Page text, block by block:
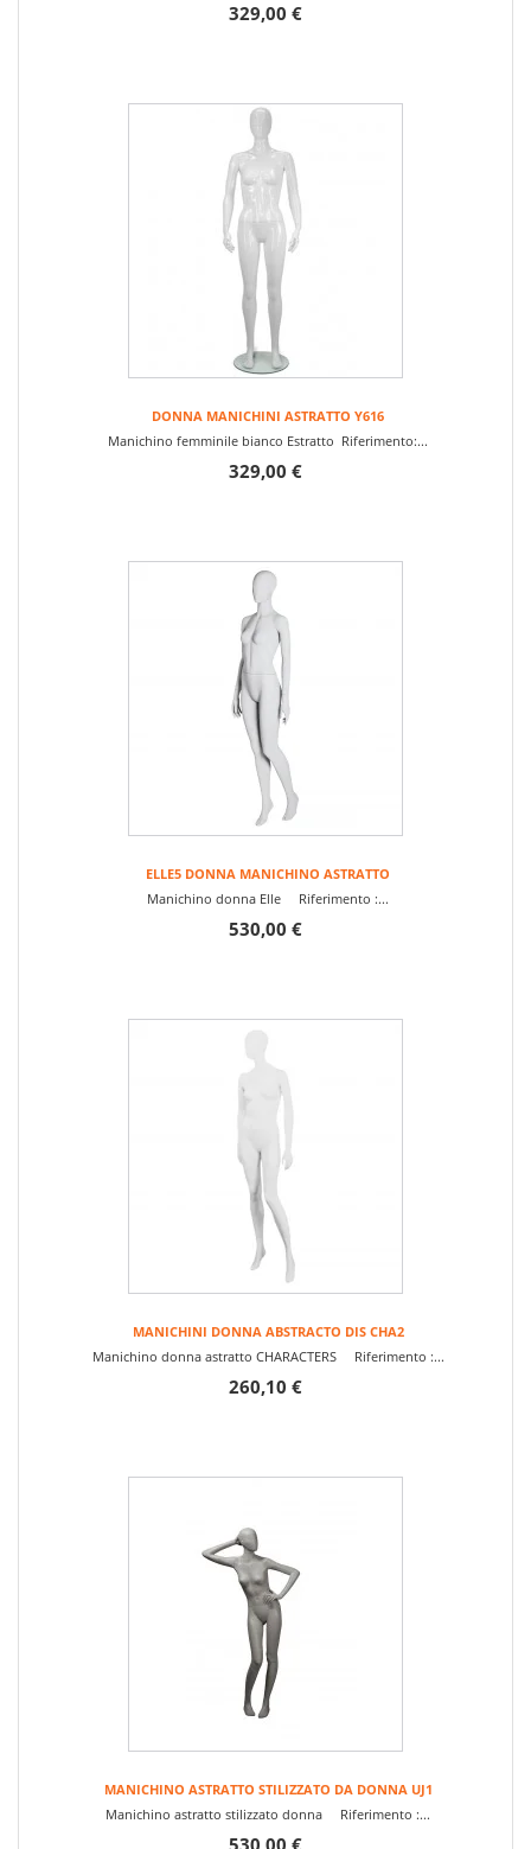
329,00 €
DONNA MANICHINI ASTRATTO Y616
Manichino femminile bianco Estratto Riferimento:...
329,00 €
ELLE5 DONNA MANICHINO ASTRATTO
Manichino donna Elle Riferimento :...
530,00 €
MANICHINI DONNA ABSTRACTO DIS CHA2
Manichino donna astratto CHARACTERS Riferimento :...
260,10 €
MANICHINO ASTRATTO STILIZZATO DA DONNA UJ1
Manichino astratto stilizzato donna Riferimento :...